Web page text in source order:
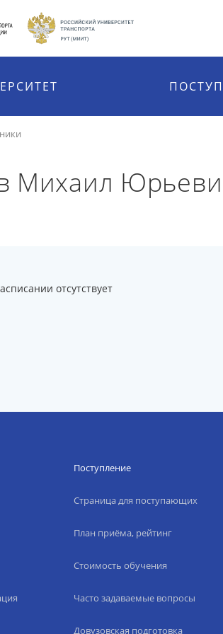
Михаил
отсутствует
Поступление
Страница для поступающих
План приёма, рейтинг
Стоимость обучения
Часто задаваемые вопросы
Довузовская подготовка